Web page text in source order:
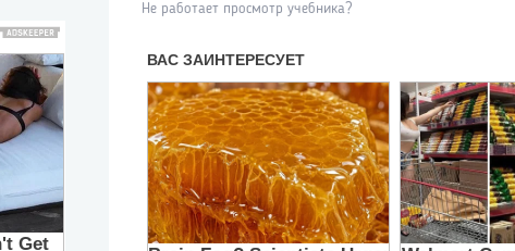
Не работает просмотр учебника?